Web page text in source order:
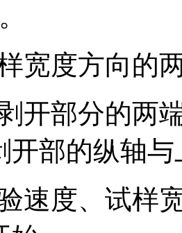
宽度方向的
开部分的两
开部的纵轴
速度、试样